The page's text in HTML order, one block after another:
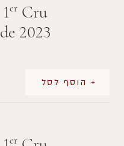
er Cru
2023
+ הוסף לסל
er